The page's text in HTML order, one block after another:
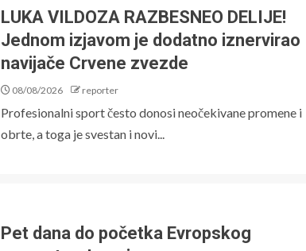
LUKA VILDOZA RAZBESNEO DELIJE!
Jednom izjavom je dodatno iznervirao
navijače Crvene zvezde
08/08/2026 reporter
Profesionalni sport često donosi neočekivane promene i
obrte, a toga je svestan i novi...
Pet dana do početka Evropskog